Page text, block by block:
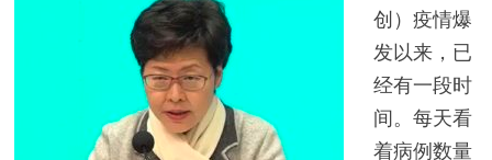
创）疫情爆
发以来，已
经有一段时
间。每天看
着病例数量